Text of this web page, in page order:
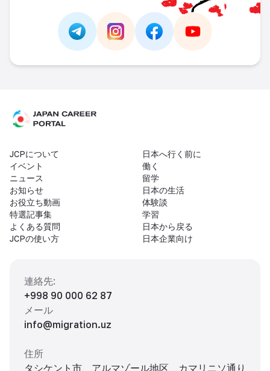
Link - https://t.me/https://
Link -
JCPについて
イベント
ニュース
お知らせ
お役立ち動画
特選記事集
よくある質問
JCPの使い方
日本へ行く前に
働く
留学
日本の生活
体験談
学習
日本から戻る
日本企業向け
連絡先:
+998 90 000 62 87
メール
info@migration.uz
住所
タシケント市、アルマゾール地区、カマリニソ通り